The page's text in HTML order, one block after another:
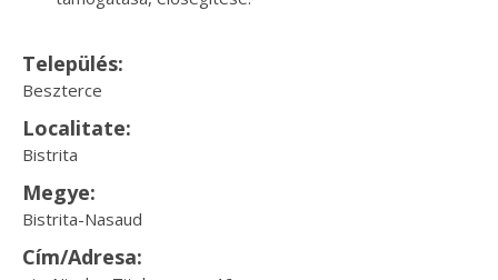
Település:
Beszterce
Localitate:
Bistrita
Megye:
Bistrita-Nasaud
Cím/Adresa: